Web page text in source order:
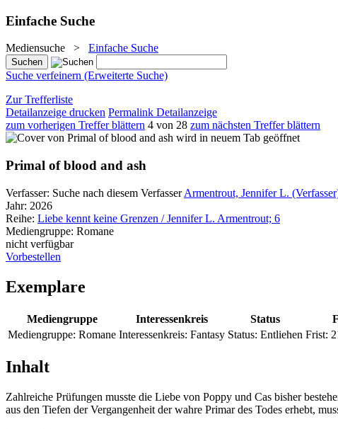
Einfache Suche
Mediensuche > Einfache Suche
Suche verfeinern (Erweiterte Suche)
Zur Trefferliste
Detailanzeige drucken Permalink Detailanzeige
zum vorherigen Treffer blättern 4 von 28 zum nächsten Treffer blättern
wird in neuem Tab geöffnet
Primal of blood and ash
Verfasser: Suche nach diesem Verfasser Armentrout, Jennifer L.
Jahr: 2026
Reihe: Liebe kennt keine Grenzen / Jennifer L. Armentrout; 6
Mediengruppe: Romane
nicht verfügbar
Vorbestellen
Exemplare
Mediengruppe Interessenkreis Status
Mediengruppe: Romane Interessenkreis: Fantasy Status: Entliehen Frist:
Inhalt
Zahlreiche Prüfungen musste die Liebe von Poppy und Cas bisher
aus den Tiefen der Vergangenheit der wahre Primar des Todes erhebt,